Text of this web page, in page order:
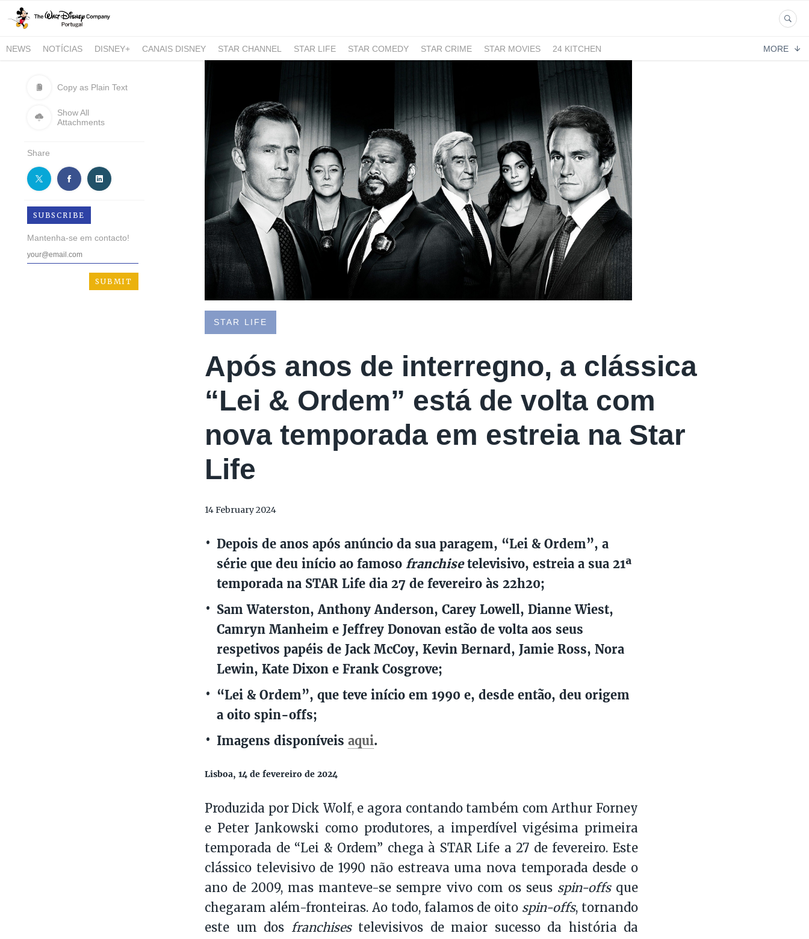
NEWS NOTÍCIAS DISNEY+ CANAIS DISNEY STAR CHANNEL STAR LIFE STAR COMEDY STAR CRIME STAR MOVIES
24 KITCHEN
MORE
Copy as Plain Text
Show All
Attachments
Share
SUBSCRIBE
Mantenha-se em contacto!
STAR LIFE
Após anos de interregno, a clássica
“Lei & Ordem” está de volta com
nova temporada em estreia na Star
Life
14 February 2024
Depois de anos após anúncio da sua paragem, “Lei & Ordem”, a
série que deu início ao famoso franchisetelevisivo, estreia a sua 21ª
temporada na STAR Life dia 27 de fevereiro às 22h20;
Sam Waterston, Anthony Anderson, Carey Lowell, Dianne Wiest,
Camryn Manheim e Jeffrey Donovan estão de volta aos seus
respetivos papéis de Jack McCoy, Kevin Bernard, Jamie Ross, Nora
Lewin, Kate Dixon e Frank Cosgrove;
“Lei & Ordem”, que teve início em 1990 e, desde então, deu origem
a oito spin-offs;
Imagens disponíveis aqui.
Lisboa, 14 de fevereiro de 2024
Produzida por Dick Wolf, e agora contando também com Arthur Forney
e Peter Jankowski como produtores, a imperdível vigésima primeira
temporada de “Lei & Ordem” chega à STAR Life a 27 de fevereiro. Este
clássico televisivo de 1990 não estreava uma nova temporada desde o
ano de 2009, mas manteve-se sempre vivo com os seus spin-offsque
chegaram além-fronteiras. Ao todo, falamos de oito spin-offs, tornando
este um dos franchisestelevisivos de maior sucesso da história da